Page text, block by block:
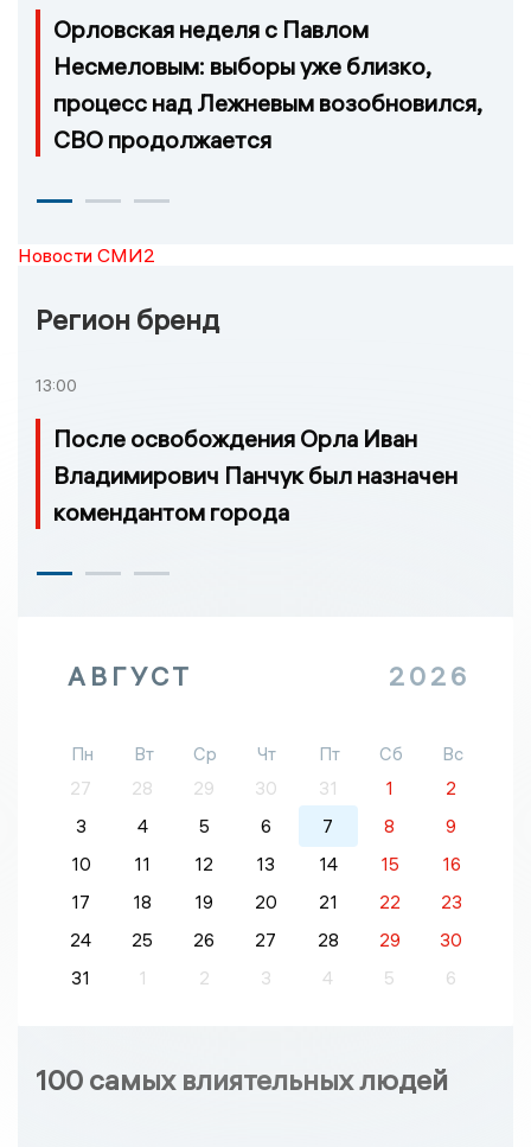
Орловская неделя с Павлом
Несмеловым: выборы уже близко,
процесс над Лежневым возобновился,
СВО продолжается
Новости СМИ2
Регион бренд
13:00
После освобождения Орла Иван
Владимирович Панчук был назначен
комендантом города
АВГУСТ 2026
Пн Вт Ср Чт Пт Сб
Вс
27
28 29 30 31 1
2
3
4 5 6 7 8
9
10
11 12 13 14 15
16
17
18 19 20 21 22
23
24
25 26 27 28 29
30
31
1 2 3 4 5 6
100 самых влиятельных людей